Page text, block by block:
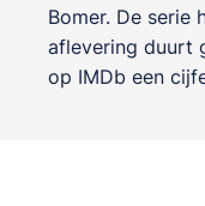
Bomer. De serie
aflevering duurt
op IMDb een